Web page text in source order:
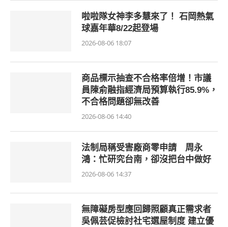
啦啦隊女神李多慧來了！ 石岡熱氣
球嘉年華8/22起登場
2026-08-06 18:07
商品標示抽查不合格率倍增！市議
員陳俞融指經濟局預算執行85.9%，
不合格問題卻無改善
2026-08-06 14:40
法制局稱受害廠商零申請 周永
鴻：忙研究台南，卻沒把台中做好
2026-08-06 14:37
無障礙房型應回歸照顧真正需求者
吳佩芸促檢討社宅選屋制度 建立優